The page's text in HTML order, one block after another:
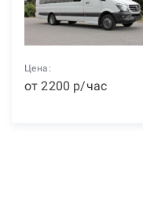
Цена:
от2200 р/час